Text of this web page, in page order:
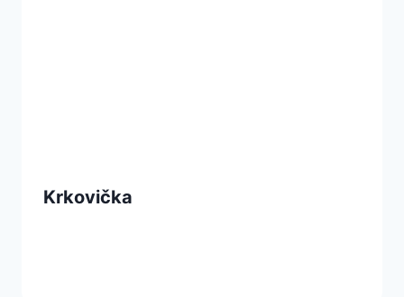
Krkovička